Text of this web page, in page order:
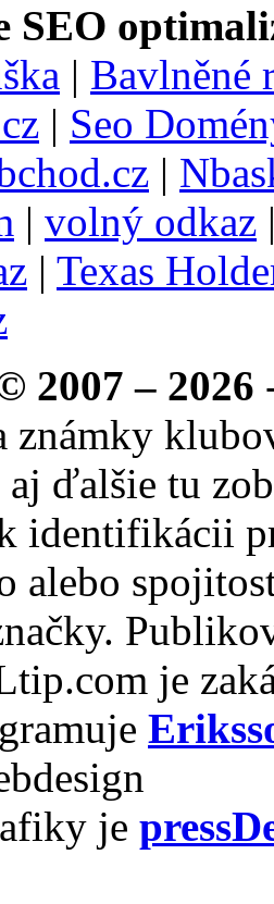
SEO
| Bavlněné
| Seo
|
| volný odkaz
| Texas
2007 – 2026
známky
aj ďalšie tu
identifikácii
alebo
je
je